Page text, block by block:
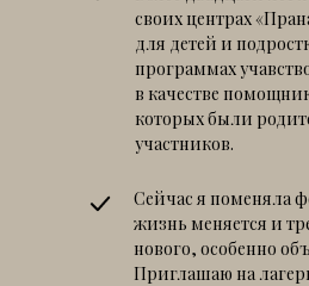
своих центрах
для детей и
программах
в качестве
которых были
участников.
Сейчас я поменяла
жизнь меняется и
нового, особенно
Приглашаю на